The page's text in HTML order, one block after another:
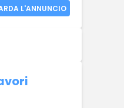
L'ANNUNCIO